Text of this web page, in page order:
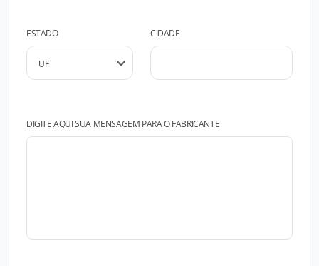
ESTADO CIDADE
DIGITE AQUI SUA MENSAGEM PARA O FABRICANTE